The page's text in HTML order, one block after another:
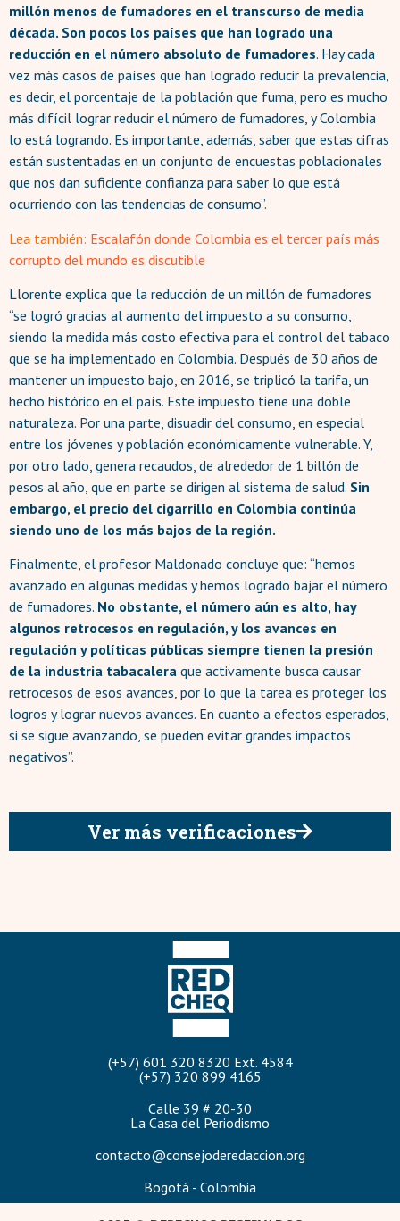
millón menos de fumadores en el transcurso de media
década. Son pocos los países que han logrado una
reducción en el número absoluto de fumadores. Hay cada
vez más casos de países que han logrado reducir la prevalencia,
es decir, el porcentaje de la población que fuma, pero es mucho
más difícil lograr reducir el número de fumadores, y Colombia
lo está logrando. Es importante, además, saber que estas cifras
están sustentadas en un conjunto de encuestas poblacionales
que nos dan suficiente confianza para saber lo que está
ocurriendo con las tendencias de consumo”.
Lea también: Escalafón donde Colombia es el tercer país más
corrupto del mundo es discutible
Llorente explica que la reducción de un millón de fumadores
“se logró gracias al aumento del impuesto a su consumo,
siendo la medida más costo efectiva para el control del tabaco
que se ha implementado en Colombia. Después de 30 años de
mantener un impuesto bajo, en 2016, se triplicó la tarifa, un
hecho histórico en el país. Este impuesto tiene una doble
naturaleza. Por una parte, disuadir del consumo, en especial
entre los jóvenes y población económicamente vulnerable. Y,
por otro lado, genera recaudos, de alrededor de 1 billón de
pesos al año, que en parte se dirigen al sistema de salud. Sin
embargo, el precio del cigarrillo en Colombia continúa
siendo uno de los más bajos de la región.
Finalmente, el profesor Maldonado concluye que: “hemos
avanzado en algunas medidas y hemos logrado bajar el número
de fumadores. No obstante, el número aún es alto, hay
algunos retrocesos en regulación, y los avances en
regulación y políticas públicas siempre tienen la presión
de la industria tabacalera que activamente busca causar
retrocesos de esos avances, por lo que la tarea es proteger los
logros y lograr nuevos avances. En cuanto a efectos esperados,
si se sigue avanzando, se pueden evitar grandes impactos
negativos”.
Ver más verificaciones
(+57) 601 320 8320 Ext. 4584
(+57) 320 899 4165
Calle 39 # 20-30
La Casa del Periodismo
contacto@consejoderedaccion.org
Bogotá - Colombia